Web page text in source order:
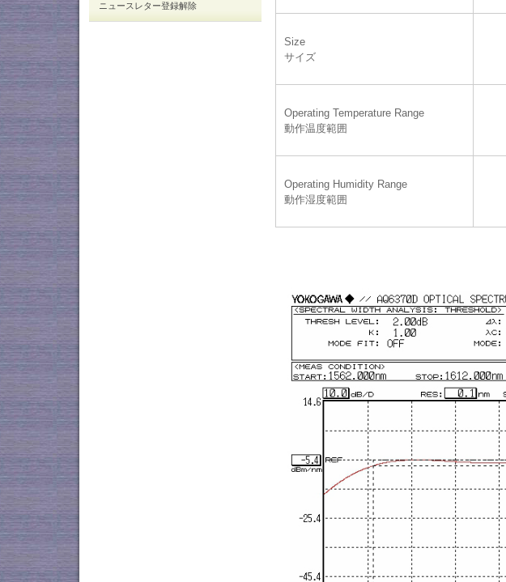
ニュースレター登録解除
Size
サイズ
Operating Temperature Range
動作温度範囲
Operating Humidity Range
動作湿度範囲